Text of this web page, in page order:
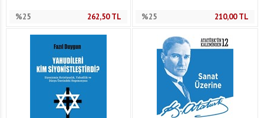
%25 262,50TL %25 210,00TL